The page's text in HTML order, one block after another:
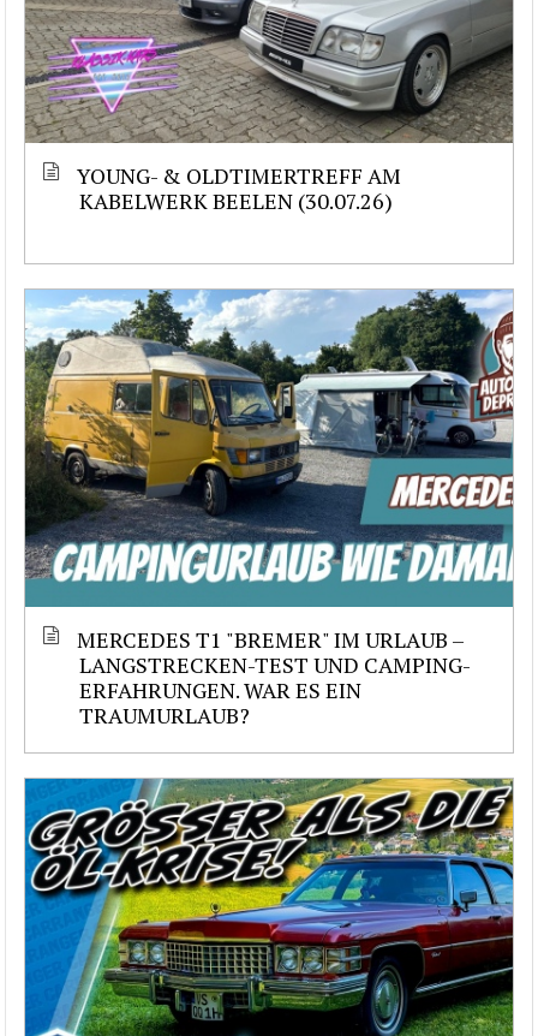
YOUNG- & OLDTIMERTREFF AM
KABELWERK BEELEN (30.07.26)
MERCEDES T1 "BREMER" IM URLAUB –
LANGSTRECKEN-TEST UND CAMPING-
ERFAHRUNGEN. WAR ES EIN
TRAUMURLAUB?